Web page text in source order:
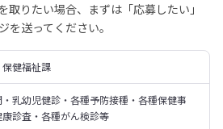
りたい場合、まずは「応募したい」
を送ってください。
保健福祉課
乳幼児健診・各種予防接種・各種保健事
診査・各種がん検診等